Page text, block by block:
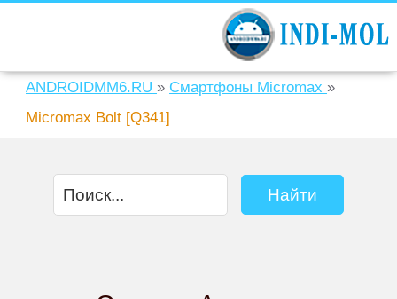
ANDROIDMM6.RU » Смартфоны Micromax »
Micromax Bolt [Q341]